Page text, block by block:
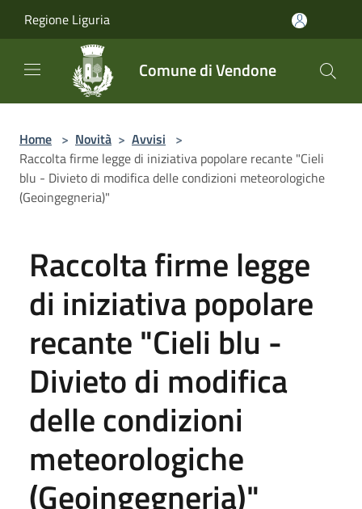
Regione Liguria
Comune di Vendone
Home > Novità > Avvisi >
Raccolta firme legge di iniziativa popolare recante "Cieli
blu - Divieto di modifica delle condizioni meteorologiche
(Geoingegneria)"
Raccolta firme legge
di iniziativa popolare
recante "Cieli blu -
Divieto di modifica
delle condizioni
meteorologiche
(Geoingegneria)"